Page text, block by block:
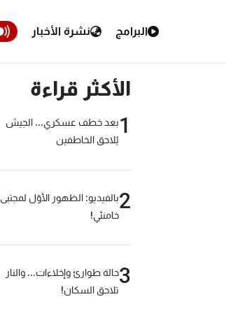
البرامج نشرة الأخبار
الأكثر قراءة
1بعد خطف عسكري... الجيش
يُلاحق الخاطفين
2بالفيديو: الظهور الأوّل لمجتبى
خامنئي!
3حالة طوارئ وإخلاءات... والنار
تلاحق السكان!